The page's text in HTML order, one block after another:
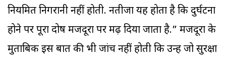
नियमित निगरानी नहीं होती. नतीजा यह होता है कि दुर्घटना
होने पर पूरा दोष मजदूरों पर मढ़ दिया जाता है.” मजदूरों के
मुताबिक इस बात की भी जांच नहीं होती कि उन्हें जो सुरक्षा